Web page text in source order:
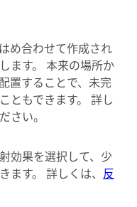
め合わせて作成され
ます。 本来の場所か
置することで、未完
ともできます。 詳し
さい。
効果を選択して、少
す。 詳しくは、 反